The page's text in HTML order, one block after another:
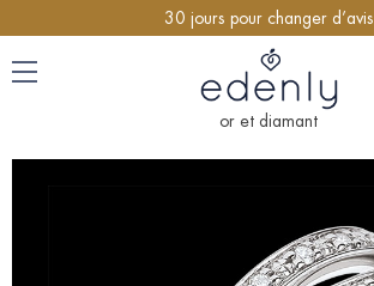
30 jours pour changer d’avis
or et diamant